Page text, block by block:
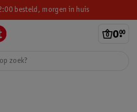
besteld, morgen in huis
0.
00